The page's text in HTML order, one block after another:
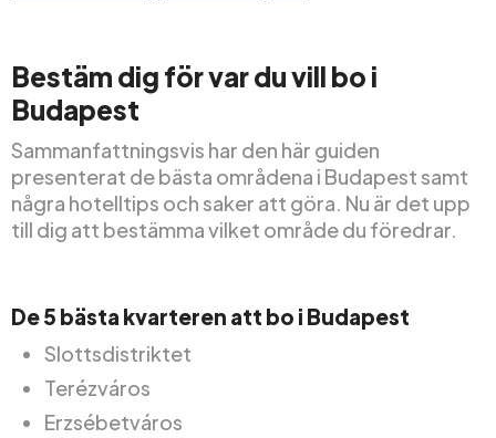
Bestäm dig för var du vill bo i
Budapest
Sammanfattningsvis har den här guiden
presenterat de bästa områdena i Budapest samt
några hotelltips och saker att göra. Nu är det upp
till dig att bestämma vilket område du föredrar.
De 5 bästa kvarteren att bo i Budapest
Slottsdistriktet
Terézváros
Erzsébetváros